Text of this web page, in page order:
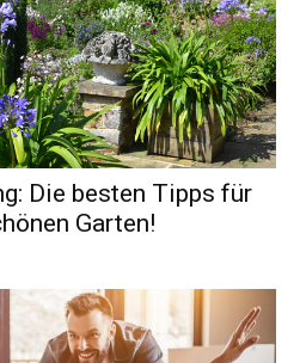
Die besten Tipps für
Garten!